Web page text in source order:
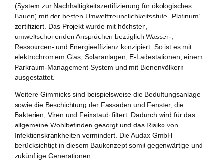
Zukunftspreis
Themen
Projekte
Zukunftstagung
Bildung für nachhaltige Entwicklung
Büro für Nachhaltigkeit
Aktuelles
(System zur Nachhaltigkeitszertifizierung für ökologisches
Bauen) mit der besten Umweltfreundlichkeitsstufe „Platinum“
zertifiziert. Das Projekt wurde mit höchsten,
umweltschonenden Ansprüchen bezüglich Wasser-,
Ressourcen- und Energieeffizienz konzipiert. So ist es mit
elektrochromem Glas, Solaranlagen, E-Ladestationen, einem
Parkraum-Management-System und mit Bienenvölkern
ausgestattet.
Weitere Gimmicks sind beispielsweise die Beduftungsanlage
sowie die Beschichtung der Fassaden und Fenster, die
Bakterien, Viren und Feinstaub filtert. Dadurch wird für das
allgemeine Wohlbefinden gesorgt und das Risiko von
Infektionskrankheiten vermindert. Die Audax GmbH
berücksichtigt in diesem Baukonzept somit gegenwärtige und
zukünftige Generationen.